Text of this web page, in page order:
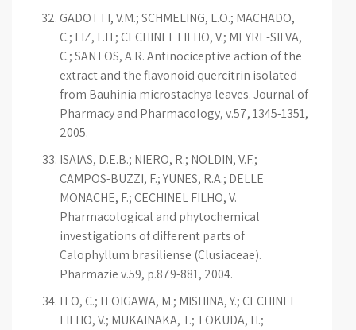
GADOTTI, V.M.; SCHMELING, L.O.; MACHADO,
C.; LIZ, F.H.; CECHINEL FILHO, V.; MEYRE-SILVA,
C.; SANTOS, A.R. Antinociceptive action of the
extract and the flavonoid quercitrin isolated
from Bauhinia microstachya leaves. Journal of
Pharmacy and Pharmacology, v.57, 1345-1351,
2005.
ISAIAS, D.E.B.; NIERO, R.; NOLDIN, V.F.;
CAMPOS-BUZZI, F.; YUNES, R.A.; DELLE
MONACHE, F.; CECHINEL FILHO, V.
Pharmacological and phytochemical
investigations of different parts of
Calophyllum brasiliense (Clusiaceae).
Pharmazie v.59, p.879-881, 2004.
ITO, C.; ITOIGAWA, M.; MISHINA, Y.; CECHINEL
FILHO, V.; MUKAINAKA, T.; TOKUDA, H.;